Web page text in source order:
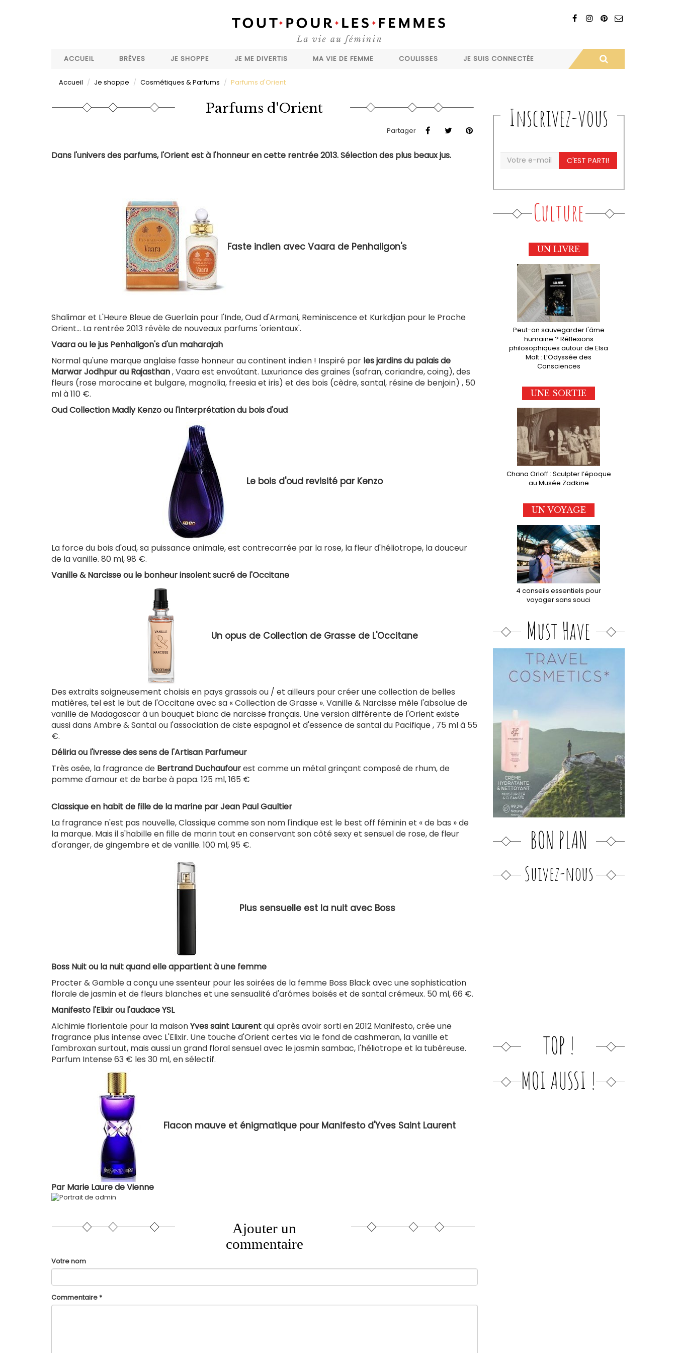
ACCUEIL
BRÈVES JE SHOPPE JE ME DIVERTIS MA VIE DE FEMME COULISSES JE SUIS CONNECTÉE
Accueil Je shoppe Cosmétiques & Parfums Parfums d'Orient
Parfums d'Orient
Partager
Dans l'univers des parfums, l'Orient est à l'honneur en cette rentrée 2013. Sélection des plus beaux jus.
Faste indien avec Vaara de Penhaligon's
Shalimar et L'Heure Bleue de Guerlain pour l'Inde, Oud d'Armani, Reminiscence et Kurkdjian pour le Proche
Orient... La rentrée 2013 révèle de nouveaux parfums 'orientaux'.
Vaara ou le jus Penhaligon's d'un maharajah
Normal qu'une marque anglaise fasse honneur au continent indien ! Inspiré par les jardins du palais de
Marwar Jodhpur au Rajasthan, Vaara est envoûtant. Luxuriance des graines (safran, coriandre, coing), des
fleurs (rose marocaine et bulgare, magnolia, freesia et iris) et des bois (cèdre, santal, résine de benjoin) , 50
ml à 110 €.
Oud Collection Madly Kenzo ou l'interprétation du bois d'oud
Le bois d'oud revisité par Kenzo
La force du bois d'oud, sa puissance animale, est contrecarrée par la rose, la fleur d'héliotrope, la douceur
de la vanille. 80 ml, 98 €.
Vanille & Narcisse ou le bonheur insolent sucré de l'Occitane
Un opus de Collection de Grasse de L'Occitane
Des extraits soigneusement choisis en pays grassois ou / et ailleurs pour créer une collection de belles
matières, tel est le but de l'Occitane avec sa « Collection de Grasse ». Vanille & Narcisse mêle l'absolue de
vanille de Madagascar à un bouquet blanc de narcisse français. Une version différente de l'Orient existe
aussi dans Ambre & Santal ou l'association de ciste espagnol et d'essence de santal du Pacifique , 75 ml à 55
€.
Déliria ou l'ivresse des sens de l'Artisan Parfumeur
Très osée, la fragrance de Bertrand Duchaufourest comme un métal grinçant composé de rhum, de
pomme d'amour et de barbe à papa. 125 ml, 165 €
Classique en habit de fille de la marine par Jean Paul Gaultier
La fragrance n'est pas nouvelle, Classique comme son nom l'indique est le best off féminin et « de bas » de
la marque. Mais il s'habille en fille de marin tout en conservant son côté sexy et sensuel de rose, de fleur
d'oranger, de gingembre et de vanille. 100 ml, 95 €.
Plus sensuelle est la nuit avec Boss
Boss Nuit ou la nuit quand elle appartient à une femme
Procter & Gamble a conçu une ssenteur pour les soirées de la femme Boss Black avec une sophistication
florale de jasmin et de fleurs blanches et une sensualité d'arômes boisés et de santal crémeux. 50 ml, 66 €.
Manifesto l'Elixir ou l'audace YSL
Alchimie florientale pour la maisonYves saint Laurentqui après avoir sorti en 2012 Manifesto, crée une
fragrance plus intense avec L'Elixir. Une touche d'Orient certes via le fond de cashmeran, la vanille et
l'ambroxan surtout, mais aussi un grand floral sensuel avec le jasmin sambac, l'héliotrope et la tubéreuse.
Parfum Intense 63 € les 30 ml, en sélectif.
Flacon mauve et énigmatique pour Manifesto d'Yves Saint Laurent
Par Marie Laure de Vienne
Ajouter un
commentaire
Votre nom
Commentaire *
Inscrivez-vous
C'EST PARTI!
Culture
UN LIVRE
Peut-on sauvegarder l'âme
humaine ? Réflexions
philosophiques autour de Elsa
Malt : L’Odyssée des
Consciences
UNE SORTIE
Chana Orloff : Sculpter l’époque
au Musée Zadkine
UN VOYAGE
4 conseils essentiels pour
voyager sans souci
Must Have
BON PLAN
Suivez-nous
TOP !
MOI AUSSI !